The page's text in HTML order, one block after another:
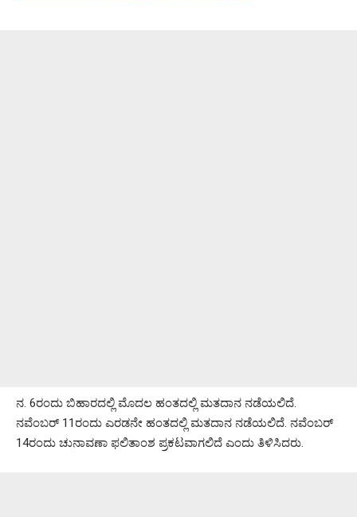
ನ. 6ರಂದು ಬಿಹಾರದಲ್ಲಿ ಮೊದಲ ಹಂತದಲ್ಲಿ ಮತದಾನ ನಡೆಯಲಿದೆ.
ನವೆಂಬರ್ 11ರಂದು ಎರಡನೇ ಹಂತದಲ್ಲಿ ಮತದಾನ ನಡೆಯಲಿದೆ. ನವೆಂಬರ್
14ರಂದು ಚುನಾವಣಾ ಫಲಿತಾಂಶ ಪ್ರಕಟವಾಗಲಿದೆ ಎಂದು ತಿಳಿಸಿದರು.